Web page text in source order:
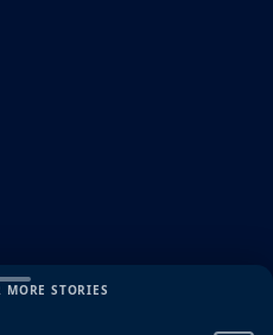
MORE STORIES